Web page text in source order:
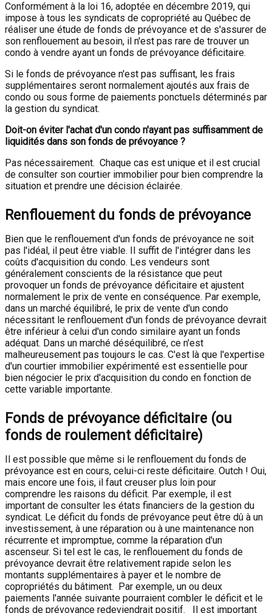
Conformément à la loi 16, adoptée en décembre 2019, qui
impose à tous les syndicats de copropriété au Québec de
réaliser une étude de fonds de prévoyance et de s'assurer de
son renflouement au besoin, il n'est pas rare de trouver un
condo à vendre ayant un fonds de prévoyance déficitaire.
Si le fonds de prévoyance n'est pas suffisant, les frais
supplémentaires seront normalement ajoutés aux frais de
condo ou sous forme de paiements ponctuels déterminés par
la gestion du syndicat.
Doit-on éviter l'achat d'un condo n'ayant pas suffisamment de
liquidités dans son fonds de prévoyance ?
Pas nécessairement. Chaque cas est unique et il est crucial
de consulter son courtier immobilier pour bien comprendre la
situation et prendre une décision éclairée.
Renflouement du fonds de prévoyance
Bien que le renflouement d'un fonds de prévoyance ne soit
pas l'idéal, il peut être viable. Il suffit de l'intégrer dans les
coûts d'acquisition du condo. Les vendeurs sont
généralement conscients de la résistance que peut
provoquer un fonds de prévoyance déficitaire et ajustent
normalement le prix de vente en conséquence. Par exemple,
dans un marché équilibré, le prix de vente d'un condo
nécessitant le renflouement d'un fonds de prévoyance devrait
être inférieur à celui d'un condo similaire ayant un fonds
adéquat. Dans un marché déséquilibré, ce n'est
malheureusement pas toujours le cas. C'est là que l'expertise
d'un courtier immobilier expérimenté est essentielle pour
bien négocier le prix d'acquisition du condo en fonction de
cette variable importante.
Fonds de prévoyance déficitaire (ou
fonds de roulement déficitaire)
Il est possible que même si le renflouement du fonds de
prévoyance est en cours, celui-ci reste déficitaire. Outch ! Oui,
mais encore une fois, il faut creuser plus loin pour
comprendre les raisons du déficit. Par exemple, il est
important de consulter les états financiers de la gestion du
syndicat. Le déficit du fonds de prévoyance peut être dû à un
investissement, à une réparation ou à une maintenance non
récurrente et impromptue, comme la réparation d'un
ascenseur. Si tel est le cas, le renflouement du fonds de
prévoyance devrait être relativement rapide selon les
montants supplémentaires à payer et le nombre de
copropriétés du bâtiment. Par exemple, un ou deux
paiements l'année suivante pourraient combler le déficit et le
fonds de prévoyance redeviendrait positif. Il est important